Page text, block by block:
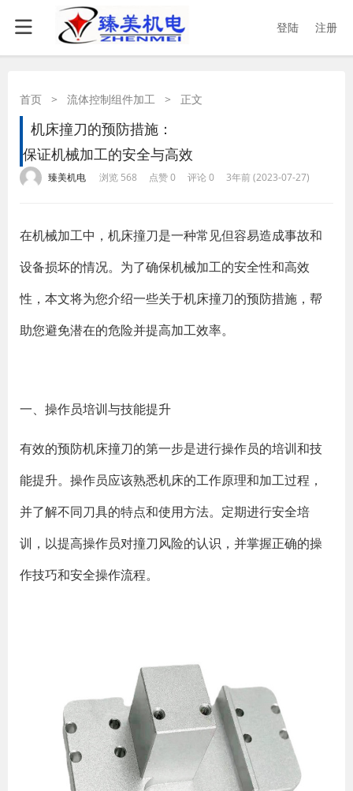
登陆 注册
首页 > 流体控制组件加工 > 正文
机床撞刀的预防措施：
保证机械加工的安全与高效
臻美机电 浏览 568 点赞 0 评论 0 3年前 (2023-07-27)
在机械加工中，机床撞刀是一种常见但容易造成事故和
设备损坏的情况。为了确保机械加工的安全性和高效
性，本文将为您介绍一些关于机床撞刀的预防措施，帮
助您避免潜在的危险并提高加工效率。
一、操作员培训与技能提升
有效的预防机床撞刀的第一步是进行操作员的培训和技
能提升。操作员应该熟悉机床的工作原理和加工过程，
并了解不同刀具的特点和使用方法。定期进行安全培
训，以提高操作员对撞刀风险的认识，并掌握正确的操
作技巧和安全操作流程。